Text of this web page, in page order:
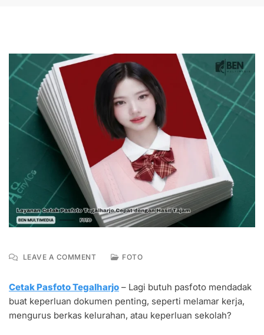
LEAVE A COMMENTON
PASFOTO
TEGALHARJO
CEPAT
FOTO
Cetak Pasfoto Tegalharjo – Lagi butuh pasfoto mendadak
buat keperluan dokumen penting, seperti melamar kerja,
mengurus berkas kelurahan, atau keperluan sekolah?